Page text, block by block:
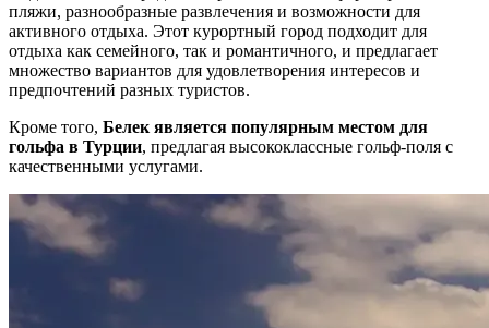
пляжи, разнообразные развлечения и возможности для
активного отдыха. Этот курортный город подходит для
отдыха как семейного, так и романтичного, и предлагает
множество вариантов для удовлетворения интересов и
предпочтений разных туристов.
Кроме того, Белек является популярным местом для
гольфа в Турции, предлагая высококлассные гольф-поля с
качественными услугами.